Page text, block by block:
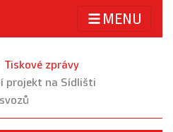
MENU
Tiskové zprávy
projekt na Sídlišti